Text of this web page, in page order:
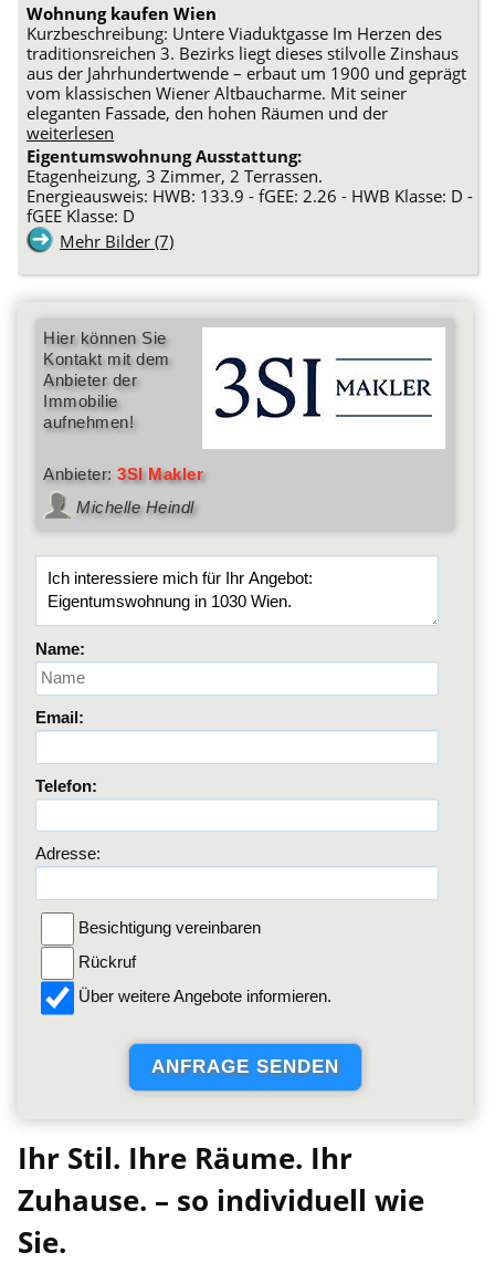
Wohnung kaufen Wien
Kurzbeschreibung: Untere Viaduktgasse Im Herzen des
traditionsreichen 3. Bezirks liegt dieses stilvolle Zinshaus
aus der Jahrhundertwende – erbaut um 1900 und geprägt
vom klassischen Wiener Altbaucharme. Mit seiner
eleganten Fassade, den hohen Räumen und der
weiterlesen
Eigentumswohnung Ausstattung:
Etagenheizung, 3 Zimmer, 2 Terrassen.
Energieausweis: HWB: 133.9 - fGEE: 2.26 - HWB Klasse: D -
fGEE Klasse: D
Mehr Bilder (7)
Hier können Sie
Kontakt mit dem
Anbieter der
Immobilie
aufnehmen!
Anbieter:3SI Makler
Michelle Heindl
Name:
Email:
Telefon:
Adresse:
Besichtigung vereinbaren
Rückruf
Über weitere Angebote informieren.
Ihr Stil. Ihre Räume. Ihr
Zuhause. – so individuell wie
Sie.